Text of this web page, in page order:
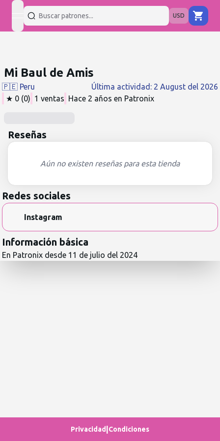
open navigation menu
USD
Mi Baul de Amis
🇵🇪 Peru Última actividad : 2 August del 2026
★ 0 (0) 1 ventas Hace 2 años en Patronix
Reseñas
Aún no existen reseñas para esta tienda
Redes sociales
Instagram
Información básica
En Patronix desde 11 de julio del 2024
Privacidad Condiciones